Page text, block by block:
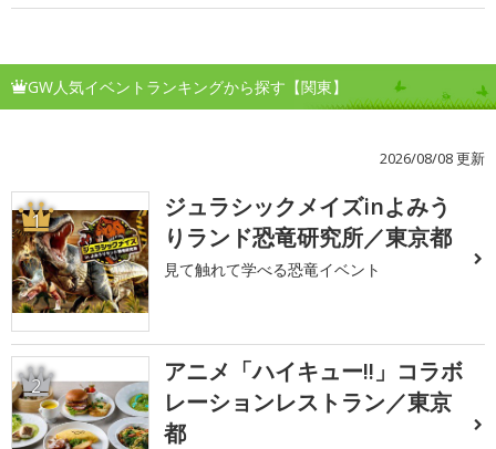
GW人気イベントランキングから探す【関東】
2026/08/08 更新
1
ジュラシックメイズinよみう
りランド恐竜研究所／東京都
見て触れて学べる恐竜イベント
2
アニメ「ハイキュー!!」コラボ
レーションレストラン／東京
都